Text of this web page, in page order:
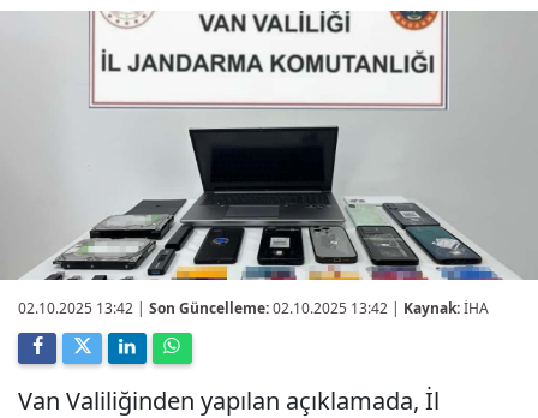
02.10.2025 13:42 | Son Güncelleme:02.10.2025 13:42 | Kaynak:İHA
Van Valiliğinden yapılan açıklamada, İl